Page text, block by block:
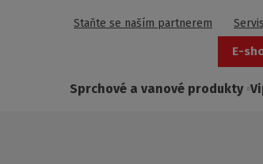
Staňte se naším partnerem Servis
E-
Sprchové a vanové produkty